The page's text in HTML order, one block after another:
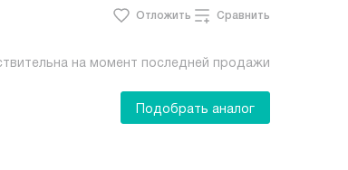
Отложить Сравнить
на момент последней продажи
Подобрать аналог